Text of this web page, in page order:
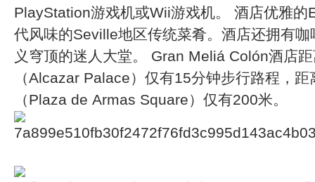
PlayStation游戏机或Wii游戏机。 酒店优雅
代风味的Seville地区传统菜肴。酒店还拥有
义穹顶的迷人大堂。 Gran Meliá Colón酒店
（Alcazar Palace）仅有15分钟步行路程，距
（Plaza de Armas Square）仅有200米。